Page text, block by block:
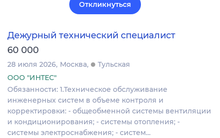
Откликнуться
Дежурный технический специалист
60 000
28 июля 2026 Москва
Тульская
ООО "ИНТЕС"
Обязанности: 1.Техническое обслуживание
инженерных систем в объеме контроля и
корректировки: - общеобменной системы вентиляции
и кондиционирования; - системы отопления; -
системы электроснабжения; - систем…